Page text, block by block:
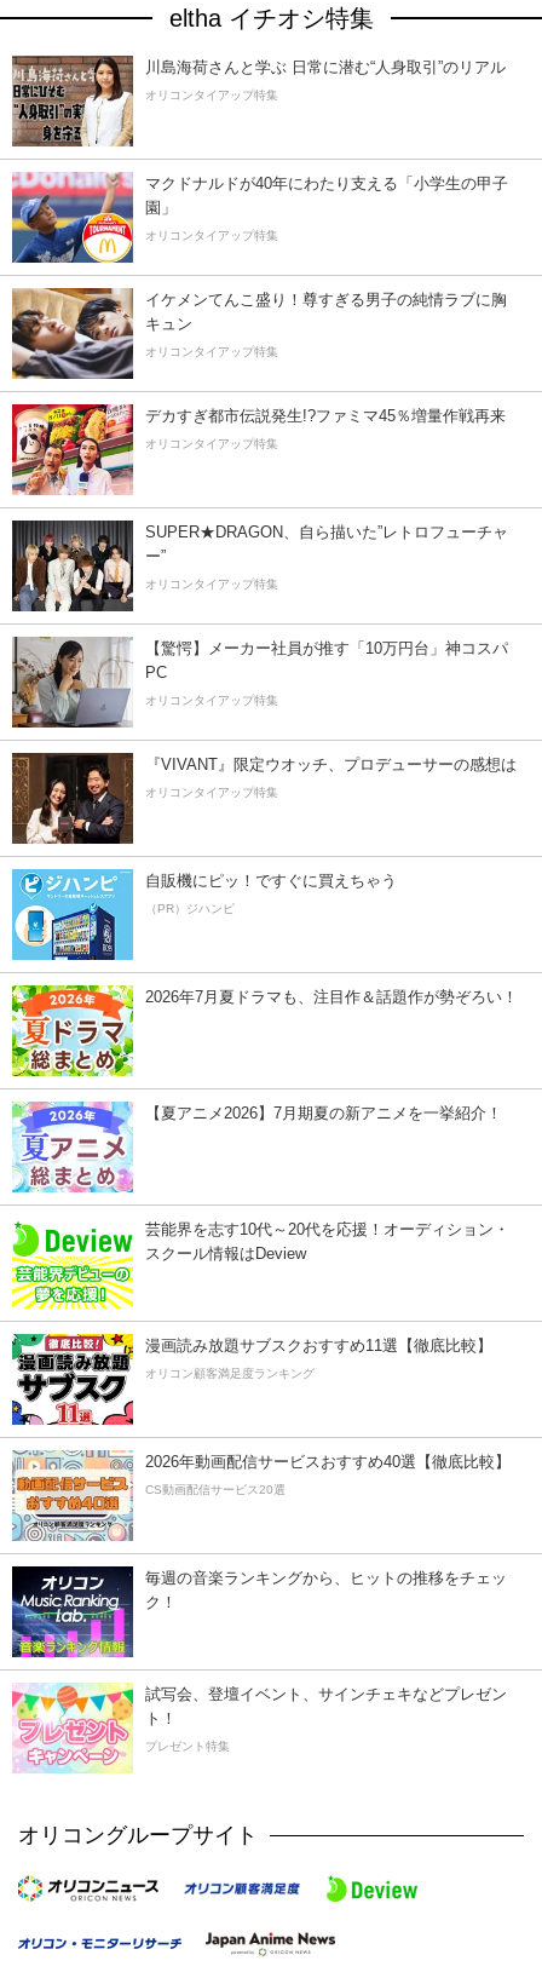
eltha イチオシ特集
川島海荷さんと学ぶ 日常に潜む“人身取引”のリアル
オリコンタイアップ特集
マクドナルドが40年にわたり支える「小学生の甲子
園」
オリコンタイアップ特集
イケメンてんこ盛り！尊すぎる男子の純情ラブに胸
キュン
オリコンタイアップ特集
デカすぎ都市伝説発生!?ファミマ45％増量作戦再来
オリコンタイアップ特集
SUPER★DRAGON、自ら描いた”レトロフューチャ
ー”
オリコンタイアップ特集
【驚愕】メーカー社員が推す「10万円台」神コスパ
PC
オリコンタイアップ特集
『VIVANT』限定ウオッチ、プロデューサーの感想は
オリコンタイアップ特集
自販機にピッ！ですぐに買えちゃう
（PR）ジハンピ
2026年7月夏ドラマも、注目作＆話題作が勢ぞろい！
【夏アニメ2026】7月期夏の新アニメを一挙紹介！
芸能界を志す10代～20代を応援！オーディション・
スクール情報はDeview
漫画読み放題サブスクおすすめ11選【徹底比較】
オリコン顧客満足度ランキング
2026年動画配信サービスおすすめ40選【徹底比較】
CS動画配信サービス20選
毎週の音楽ランキングから、ヒットの推移をチェッ
ク！
試写会、登壇イベント、サインチェキなどプレゼン
ト！
プレゼント特集
オリコングループサイト